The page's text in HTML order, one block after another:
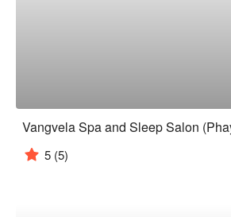
5 (5)